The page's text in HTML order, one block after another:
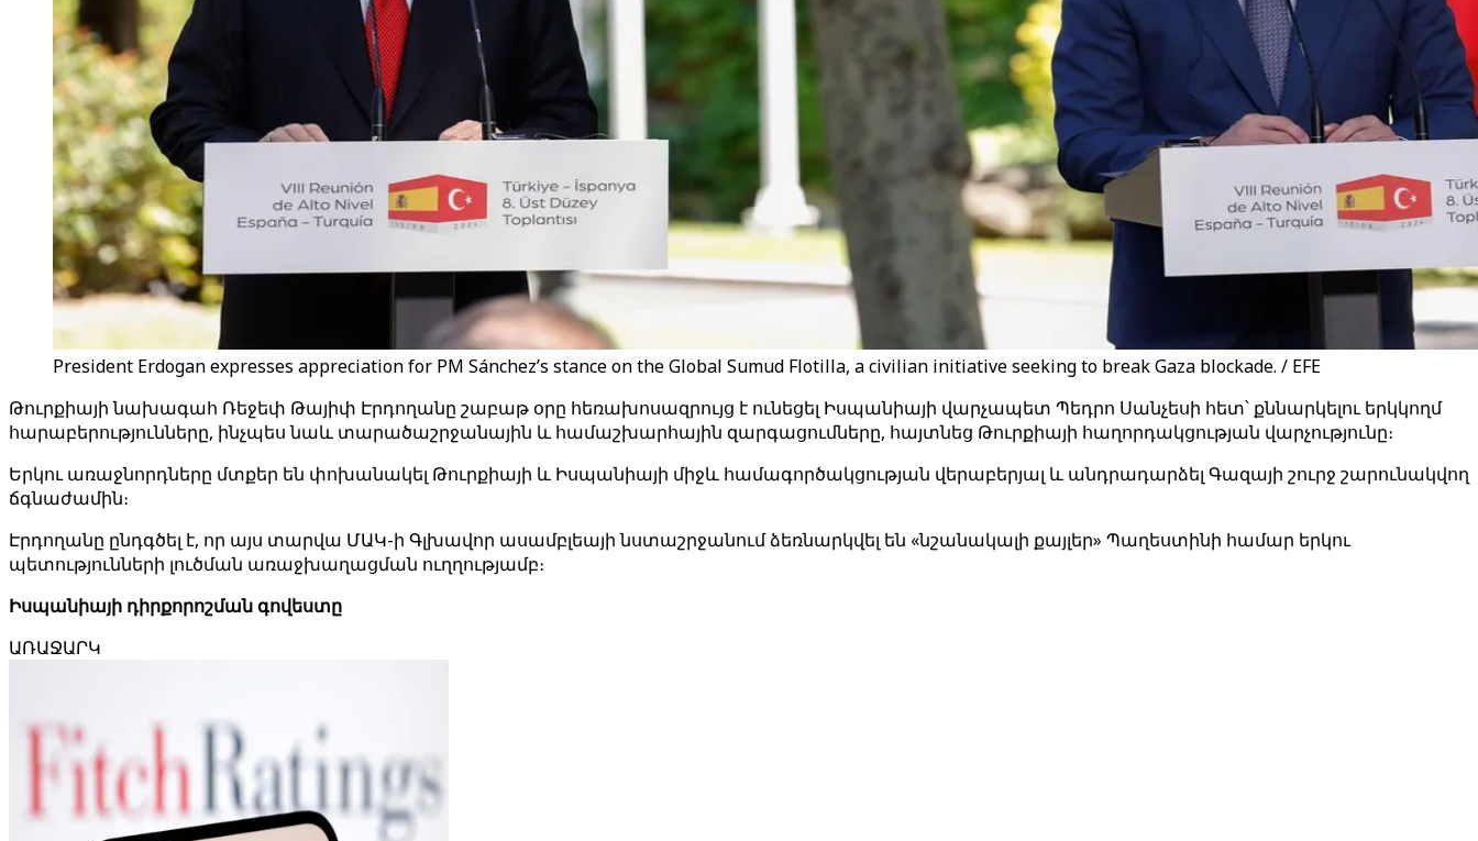
President Erdogan expresses appreciation for PM Sánchez’s stance on the Global Sumud Flotilla, a civilian initiative seeking to break Gaza blockade. / EFE
Թուրքիայի նախագահ Ռեջեփ Թայիփ Էրդողանը շաբաթ օրը հեռախոսազրույց է ունեցել Իսպանիայի վարչապետ Պեդրո Սանչեսի հետ՝ քննարկելու երկկողմ
հարաբերությունները, ինչպես նաև տարածաշրջանային և համաշխարհային զարգացումները, հայտնեց Թուրքիայի հաղորդակցության վարչությունը։
Երկու առաջնորդները մտքեր են փոխանակել Թուրքիայի և Իսպանիայի միջև համագործակցության վերաբերյալ և անդրադարձել Գազայի շուրջ շարունակվող
ճգնաժամին։
Էրդողանը ընդգծել է, որ այս տարվա ՄԱԿ-ի Գլխավոր ասամբլեայի նստաշրջանում ձեռնարկվել են «նշանակալի քայլեր» Պաղեստինի համար երկու
պետությունների լուծման առաջխաղացման ուղղությամբ։
Իսպանիայի դիրքորոշման գովեստը
ԱՌԱՋԱՐԿ